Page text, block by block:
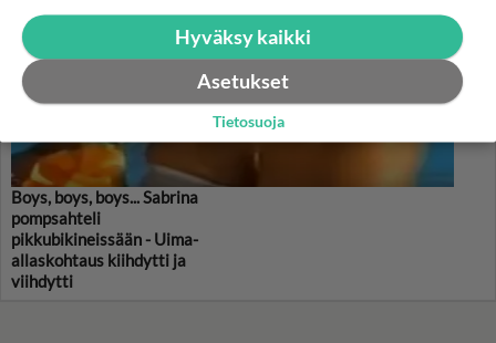
Boys, boys, boys... Sabrina
pompsahteli
pikkubikineissään - Uima-
allaskohtaus kiihdytti ja
viihdytti
Hyväksy kaikki
Asetukset
Tietosuoja